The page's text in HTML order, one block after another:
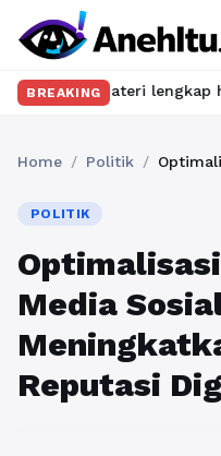
BREAKING
lengkap hanya di
Home / Politik /
POLITIK
Media
Reputasi